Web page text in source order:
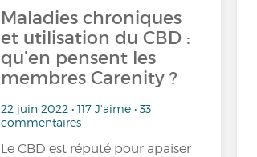
Maladies chroniques
et utilisation du CBD :
qu’en pensent les
membres Carenity ?
22 juin 2022 • 117 J'aime • 33
commentaires
Le CBD est réputé pour apaiser